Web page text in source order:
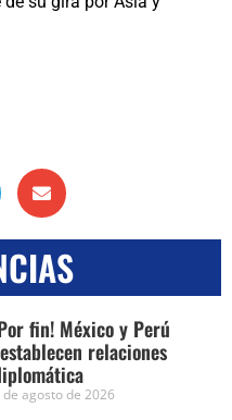
fin! México y Perú
relaciones
de agosto de 2026